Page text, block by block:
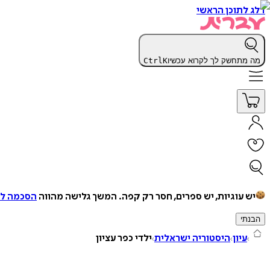
דלג לתוכן הראשי
מה מתחשק לך לקרוא עכשיו CtrlK
יש עוגיות, יש ספרים, חסר רק קפה. המשך גלישה מהווה הסכמה
הבנתי
עיון היסטוריה ישראלית ילדי כפר עציון